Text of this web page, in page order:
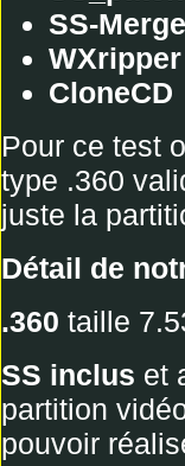
SS-
WXripper
CloneCD
Pour ce test
type .360
juste la
Détail de
.360 taille
SS inclus et
partition
pouvoir